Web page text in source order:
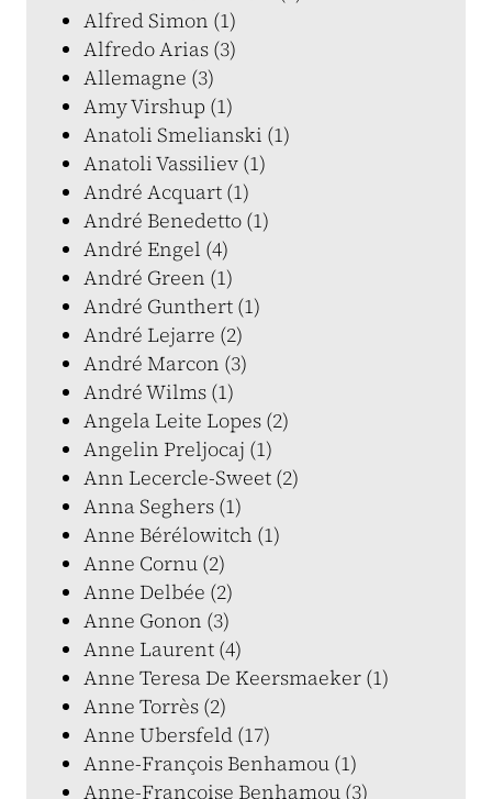
Alfred Simon (1)
Alfredo Arias (3)
Allemagne (3)
Amy Virshup (1)
Anatoli Smelianski (1)
Anatoli Vassiliev (1)
André Acquart (1)
André Benedetto (1)
André Engel (4)
André Green (1)
André Gunthert (1)
André Lejarre (2)
André Marcon (3)
André Wilms (1)
Angela Leite Lopes (2)
Angelin Preljocaj (1)
Ann Lecercle-Sweet (2)
Anna Seghers (1)
Anne Bérélowitch (1)
Anne Cornu (2)
Anne Delbée (2)
Anne Gonon (3)
Anne Laurent (4)
Anne Teresa De Keersmaeker (1)
Anne Torrès (2)
Anne Ubersfeld (17)
Anne-François Benhamou (1)
Anne-Françoise Benhamou (3)